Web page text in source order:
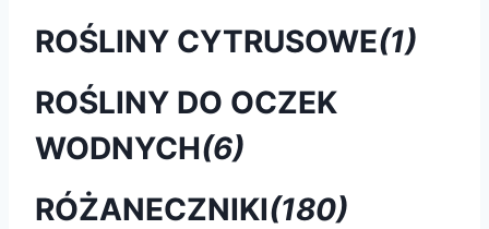
ROŚLINY CYTRUSOWE(1)
ROŚLINY DO OCZEK
WODNYCH(6)
RÓŻANECZNIKI(180)